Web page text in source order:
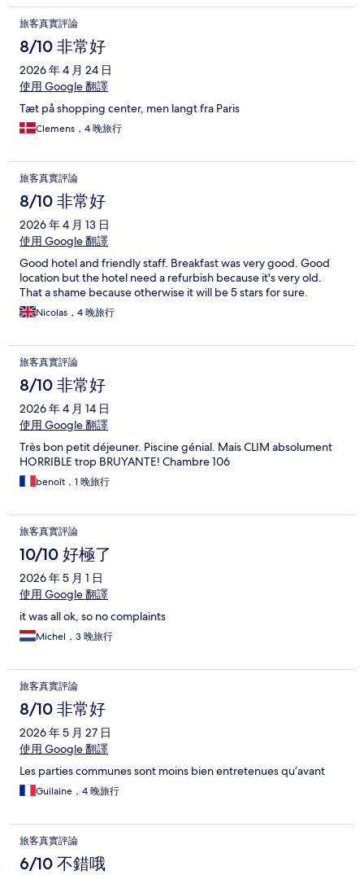
旅客真實評論
8/10 非常好
2026 年 4 月 24 日
使用 Google 翻譯
Tæt på shopping center, men langt fra Paris
Clemens，4 晚旅行
旅客真實評論
8/10 非常好
2026 年 4 月 13 日
使用 Google 翻譯
Good hotel and friendly staff. Breakfast was very good. Good
location but the hotel need a refurbish because it's very old.
That a shame because otherwise it will be 5 stars for sure.
Nicolas，4 晚旅行
旅客真實評論
8/10 非常好
2026 年 4 月 14 日
使用 Google 翻譯
Très bon petit déjeuner. Piscine génial. Mais CLIM absolument
HORRIBLE trop BRUYANTE! Chambre 106
benoît，1 晚旅行
旅客真實評論
10/10 好極了
2026 年 5 月 1 日
使用 Google 翻譯
it was all ok, so no complaints
Michel，3 晚旅行
旅客真實評論
8/10 非常好
2026 年 5 月 27 日
使用 Google 翻譯
Les parties communes sont moins bien entretenues qu’avant
Guilaine，4 晚旅行
旅客真實評論
6/10 不錯哦